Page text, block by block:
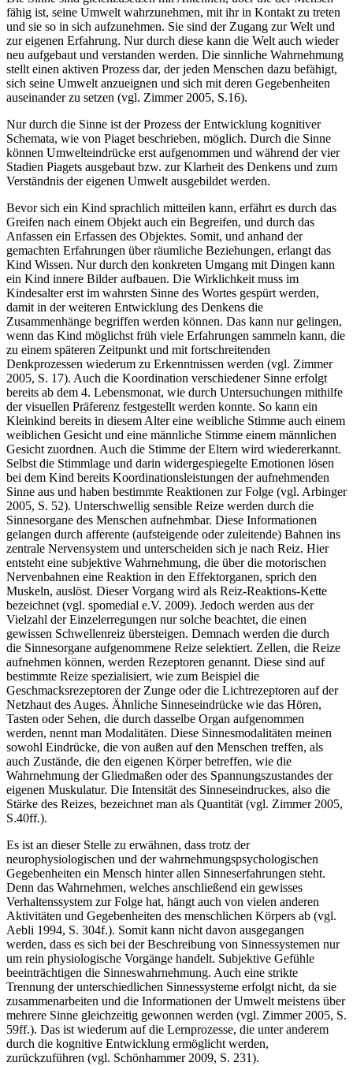
Die Sinne sind gleichzusetzen mit Antennen, über die der Mensch
fähig ist, seine Umwelt wahrzunehmen, mit ihr in Kontakt zu treten
und sie so in sich aufzunehmen. Sie sind der Zugang zur Welt und
zur eigenen Erfahrung. Nur durch diese kann die Welt auch wieder
neu aufgebaut und verstanden werden. Die sinnliche Wahrnehmung
stellt einen aktiven Prozess dar, der jeden Menschen dazu befähigt,
sich seine Umwelt anzueignen und sich mit deren Gegebenheiten
Nur durch die Sinne ist der Prozess der Entwicklung kognitiver
Schemata, wie von Piaget beschrieben, möglich. Durch die Sinne
können Umwelteindrücke erst aufgenommen und während der vier
Stadien Piagets ausgebaut bzw. zur Klarheit des Denkens und zum
Bevor sich ein Kind sprachlich mitteilen kann, erfährt es durch das
Greifen nach einem Objekt auch ein Begreifen, und durch das
Anfassen ein Erfassen des Objektes. Somit, und anhand der
gemachten Erfahrungen über räumliche Beziehungen, erlangt das
Kind Wissen. Nur durch den konkreten Umgang mit Dingen kann
ein Kind innere Bilder aufbauen. Die Wirklichkeit muss im
Kindesalter erst im wahrsten Sinne des Wortes gespürt werden,
damit in der weiteren Entwicklung des Denkens die
Zusammenhänge begriffen werden können. Das kann nur gelingen,
wenn das Kind möglichst früh viele Erfahrungen sammeln kann, die
zu einem späteren Zeitpunkt und mit fortschreitenden
Denkprozessen wiederum zu Erkenntnissen werden (vgl. Zimmer
2005, S. 17). Auch die Koordination verschiedener Sinne erfolgt
bereits ab dem 4. Lebensmonat, wie durch Untersuchungen mithilfe
der visuellen Präferenz festgestellt werden konnte. So kann ein
Kleinkind bereits in diesem Alter eine weibliche Stimme auch einem
weiblichen Gesicht und eine männliche Stimme einem männlichen
Gesicht zuordnen. Auch die Stimme der Eltern wird wiedererkannt.
Selbst die Stimmlage und darin widergespiegelte Emotionen lösen
bei dem Kind bereits Koordinationsleistungen der aufnehmenden
Sinne aus und haben bestimmte Reaktionen zur Folge (vgl. Arbinger
2005, S. 52). Unterschwellig sensible Reize werden durch die
Sinnesorgane des Menschen aufnehmbar. Diese Informationen
gelangen durch afferente (aufsteigende oder zuleitende) Bahnen ins
zentrale Nervensystem und unterscheiden sich je nach Reiz. Hier
entsteht eine subjektive Wahrnehmung, die über die motorischen
Nervenbahnen eine Reaktion in den Effektorganen, sprich den
Muskeln, auslöst. Dieser Vorgang wird als Reiz-Reaktions-Kette
bezeichnet (vgl. spomedial e.V. 2009). Jedoch werden aus der
Vielzahl der Einzelerregungen nur solche beachtet, die einen
gewissen Schwellenreiz übersteigen. Demnach werden die durch
die Sinnesorgane aufgenommene Reize selektiert. Zellen, die Reize
aufnehmen können, werden Rezeptoren genannt. Diese sind auf
bestimmte Reize spezialisiert, wie zum Beispiel die
Geschmacksrezeptoren der Zunge oder die Lichtrezeptoren auf der
Netzhaut des Auges. Ähnliche Sinneseindrücke wie das Hören,
Tasten oder Sehen, die durch dasselbe Organ aufgenommen
werden, nennt man Modalitäten. Diese Sinnesmodalitäten meinen
sowohl Eindrücke, die von außen auf den Menschen treffen, als
auch Zustände, die den eigenen Körper betreffen, wie die
Wahrnehmung der Gliedmaßen oder des Spannungszustandes der
eigenen Muskulatur. Die Intensität des Sinneseindruckes, also die
Stärke des Reizes, bezeichnet man als Quantität (vgl. Zimmer 2005,
Es ist an dieser Stelle zu erwähnen, dass trotz der
neurophysiologischen und der wahrnehmungspsychologischen
Gegebenheiten ein Mensch hinter allen Sinneserfahrungen steht.
Denn das Wahrnehmen, welches anschließend ein gewisses
Verhaltenssystem zur Folge hat, hängt auch von vielen anderen
Aktivitäten und Gegebenheiten des menschlichen Körpers ab (vgl.
Aebli 1994, S. 304f.). Somit kann nicht davon ausgegangen
werden, dass es sich bei der Beschreibung von Sinnessystemen nur
um rein physiologische Vorgänge handelt. Subjektive Gefühle
beeinträchtigen die Sinneswahrnehmung. Auch eine strikte
Trennung der unterschiedlichen Sinnessysteme erfolgt nicht, da sie
zusammenarbeiten und die Informationen der Umwelt meistens über
mehrere Sinne gleichzeitig gewonnen werden (vgl. Zimmer 2005, S.
59ff.). Das ist wiederum auf die Lernprozesse, die unter anderem
durch die kognitive Entwicklung ermöglicht werden,